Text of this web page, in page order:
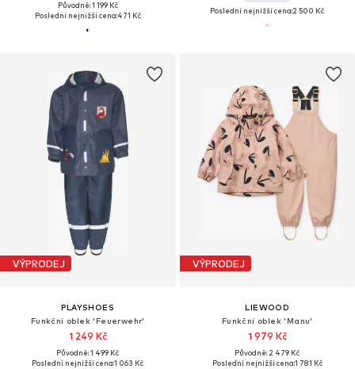
Původně: 1 199 Kč
Poslední nejnižší cena:471 Kč
Poslední nejnižší cena:2 500 Kč
VÝPRODEJ
PLAYSHOES
Funkční oblek 'Feuerwehr'
1 249 Kč
Původně: 1 499 Kč
Poslední nejnižší cena:1 063 Kč
VÝPRODEJ
LIEWOOD
Funkční oblek 'Manu'
1 979 Kč
Původně: 2 479 Kč
Poslední nejnižší cena:1 781 Kč